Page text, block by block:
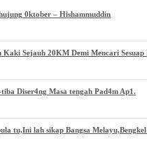
0ktober – Hishammuddin
Sejauh 20KM Demi Mencari Sesuap
Diser4ng Masa tengah Pad4m Ap1.
tu,Ini lah sikap Bangsa